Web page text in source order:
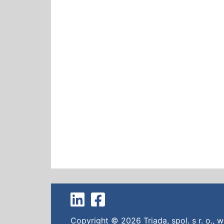
Copyright © 2026 Triada, spol. s r. o.,